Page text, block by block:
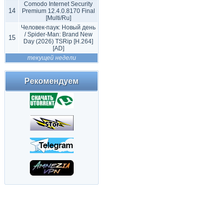
14
Comodo Internet Security
Premium 12.4.0.8170 Final
[Multi/Ru]
15
Человек-паук: Новый день
/ Spider-Man: Brand New
Day (2026) TSRip [H.264]
[AD]
текущей недели
Рекомендуем